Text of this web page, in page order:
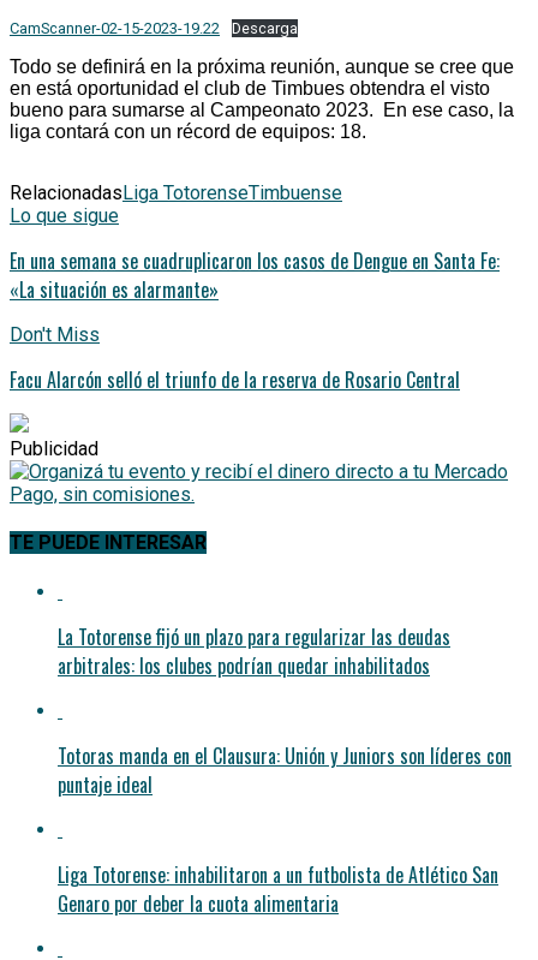
CamScanner-02-15-2023-19.22 Descarga
Todo se definirá en la próxima reunión, aunque se cree que
en está oportunidad el club de Timbues obtendra el visto
bueno para sumarse al Campeonato 2023. En ese caso, la
liga contará con un récord de equipos: 18.
RelacionadasLiga TotorenseTimbuense
Lo que sigue
En una semana se cuadruplicaron los casos de Dengue en Santa Fe:
«La situación es alarmante»
Don't Miss
Facu Alarcón selló el triunfo de la reserva de Rosario Central
Publicidad
TE PUEDE INTERESAR
La Totorense fijó un plazo para regularizar las deudas
arbitrales: los clubes podrían quedar inhabilitados
Totoras manda en el Clausura: Unión y Juniors son líderes con
puntaje ideal
Liga Totorense: inhabilitaron a un futbolista de Atlético San
Genaro por deber la cuota alimentaria